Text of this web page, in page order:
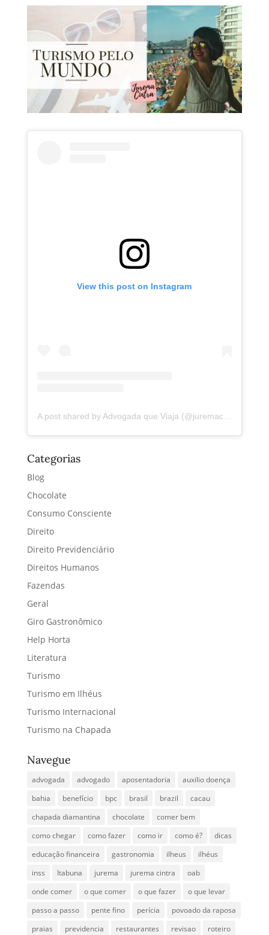
View this post on Instagram
A post shared by Advogada que Viaja (@juremacintra)
Categorias
Blog
Chocolate
Consumo Consciente
Direito
Direito Previdenciário
Direitos Humanos
Fazendas
Geral
Giro Gastronômico
Help Horta
Literatura
Turismo
Turismo em Ilhéus
Turismo Internacional
Turismo na Chapada
Navegue
advogada advogado aposentadoria
auxilio doença
bahia
benefício bpc brasil brazil
cacau
chapada diamantina
chocolate
comer bem
como chegar
como fazer como ir como é?
dicas
educação financeira
gastronomia ilheus
ilhéus
inss
Itabuna jurema jurema cintra
oab
onde comer
o que comer o que fazer
o que levar
passo a passo
pente fino perícia
povoado da raposa
praias
previdencia restaurantes revisao roteiro